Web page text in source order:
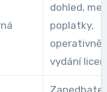
dohled,
poplatky,
vydání